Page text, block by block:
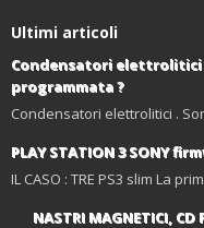
Ultimi articoli
Condensatori elettrolitici
programmata ?
Condensatori elettrolitici .
PLAY STATION 3 SONY
IL CASO : TRE PS3 slim La
NASTRI MAGNETICI, CD